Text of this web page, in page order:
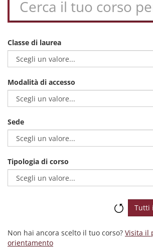
Classe di laurea
Modalità di accesso
Sede
Tipologia di corso
Tutti
Non hai ancora scelto il tuo corso? Visita il
orientamento